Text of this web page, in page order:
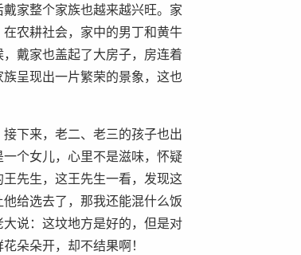
家整个家族也越来越兴旺。家
农耕社会，家中的男丁和黄牛
戴家也盖起了大房子，房连着
呈现出一片繁荣的景象，这也
下来，老二、老三的孩子也出
个女儿，心里不是滋味，怀疑
先生，这王先生一看，发现这
给选去了，那我还能混什么饭
说：这坟地方是好的，但是对
朵朵开，却不结果啊！